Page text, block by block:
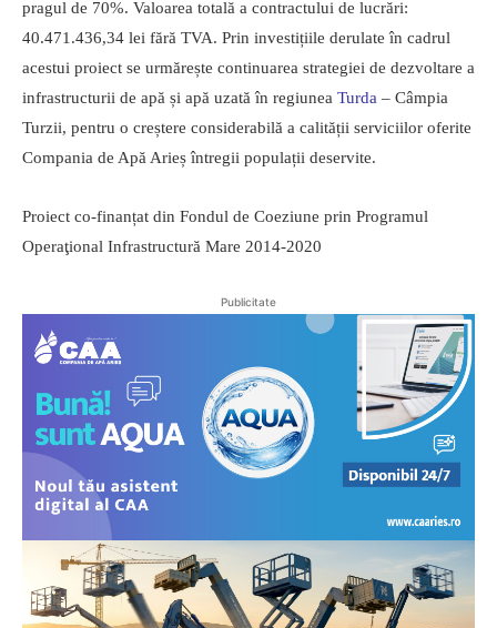
pragul de 70%. Valoarea totală a contractului de lucrări:
40.471.436,34 lei fără TVA. Prin investițiile derulate în cadrul
acestui proiect se urmărește continuarea strategiei de dezvoltare a
infrastructurii de apă și apă uzată în regiunea Turda – Câmpia
Turzii, pentru o creștere considerabilă a calității serviciilor oferite
Compania de Apă Arieș întregii populații deservite.
Proiect co-finanțat din Fondul de Coeziune prin Programul
Operaţional Infrastructură Mare 2014-2020
Publicitate